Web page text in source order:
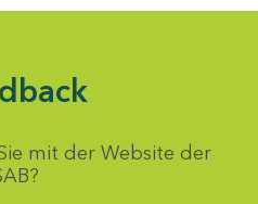
mit der Website der